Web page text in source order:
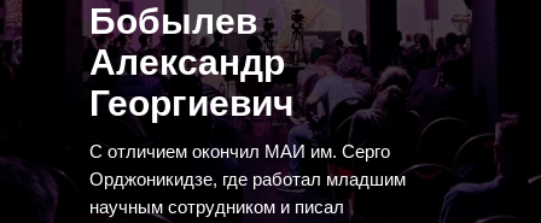
Бобылев
Александр
Георгиевич
С отличием окончил МАИ им. Серго
Орджоникидзе, где работал младшим
научным сотрудником и писал